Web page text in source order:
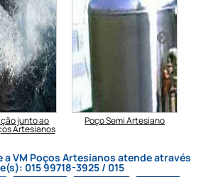
junto ao
Artesianos
Poço Semi Artesiano
a VM Poços Artesianos atende através
015 99718-3925 / 015